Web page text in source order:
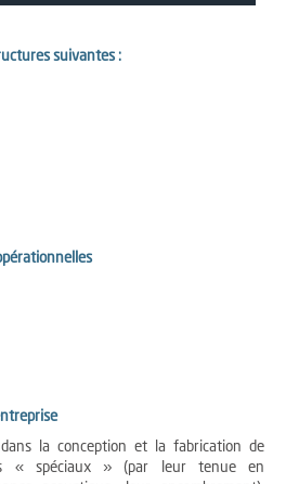
suivantes :
la conception et la fabrication de
« spéciaux » (par leur tenue en